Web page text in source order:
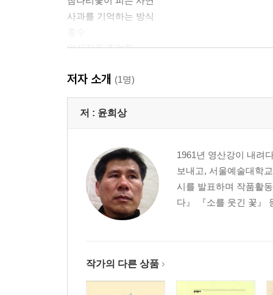
사과를 기억하는 방식
영산강을 추억함
下□을 마친 뒤에 울었다
아이들아, 재래식 화장실은 무섭지 않다
채널 2003
밀양연극촌
선배의 긴 그림자
세계타일박물관
불면증
미친 여자의 미소
저자 소개 (1명)
저 : 윤희상
1961년 영산강이 내려
보내고, 서울예술대학
시를 발표하며 작품활
다』 『소를 웃긴 꽃』
작가의 다른 상품